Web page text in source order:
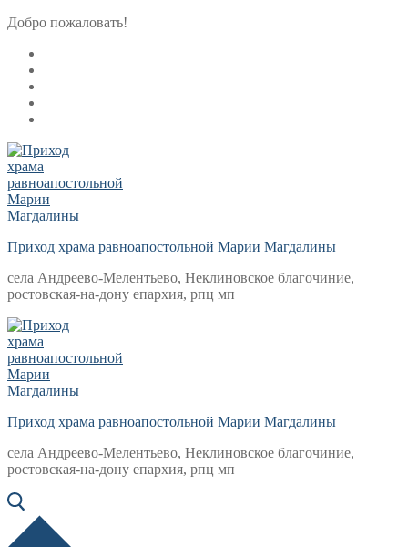
Перейти
содержимому
Меню
Закрыть
Добро пожаловать!
Приход храма равноапостольной Марии Магдалины
села Андреево-Мелентьево, Неклиновское благочиние,
ростовская-на-дону епархия, рпц мп
Приход храма равноапостольной Марии Магдалины
села Андреево-Мелентьево, Неклиновское благочиние,
ростовская-на-дону епархия, рпц мп